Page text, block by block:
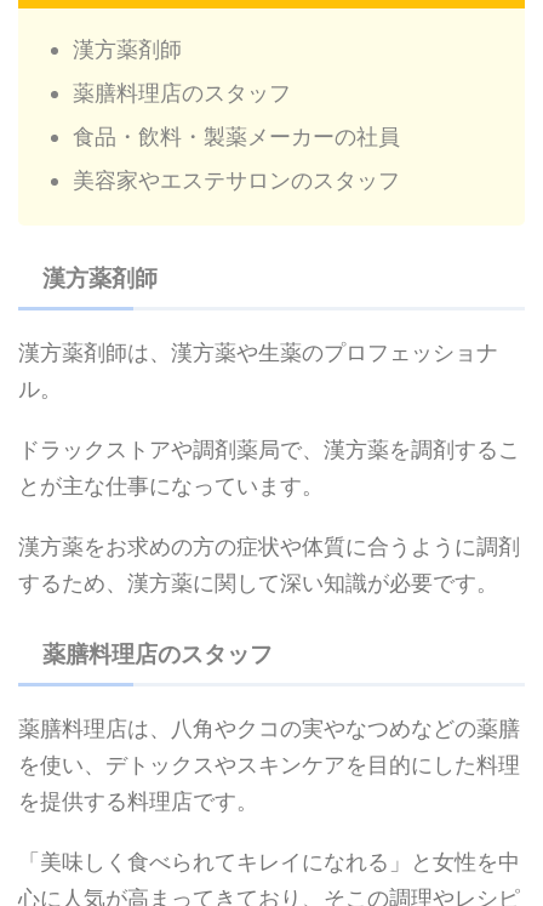
漢方薬剤師
薬膳料理店のスタッフ
食品・飲料・製薬メーカーの社員
美容家やエステサロンのスタッフ
漢方薬剤師
漢方薬剤師は、漢方薬や生薬のプロフェッショナ
ル。
ドラックストアや調剤薬局で、漢方薬を調剤するこ
とが主な仕事になっています。
漢方薬をお求めの方の症状や体質に合うように調剤
するため、漢方薬に関して深い知識が必要です。
薬膳料理店のスタッフ
薬膳料理店は、八角やクコの実やなつめなどの薬膳
を使い、デトックスやスキンケアを目的にした料理
を提供する料理店です。
「美味しく食べられてキレイになれる」と女性を中
心に人気が高まってきており、そこの調理やレシピ